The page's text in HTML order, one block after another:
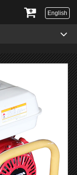
English